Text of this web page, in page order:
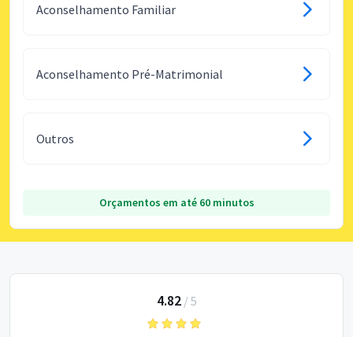
Aconselhamento Familiar
Aconselhamento Pré-Matrimonial
Outros
Orçamentos em até 60 minutos
4.82/ 5